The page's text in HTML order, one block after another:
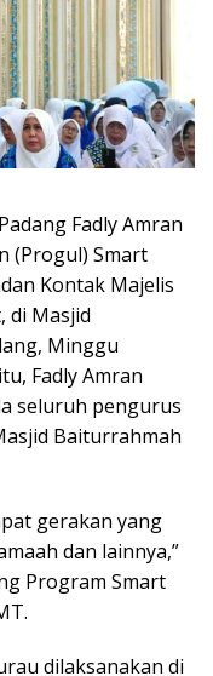
Fadly Amran
(Progul) Smart
Kontak Majelis
di Masjid
Minggu
Fadly Amran
seluruh pengurus
Baiturrahmah
gerakan yang
dan lainnya,”
Program Smart
dilaksanakan di